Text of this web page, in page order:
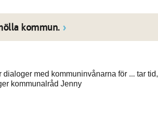
kommun.
dialoger med kommuninvånarna för ... tar tid,
kommunalråd Jenny